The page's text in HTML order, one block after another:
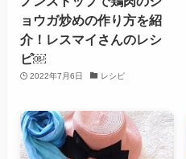
ョウガ炒めの作り方を紹
介！レスマイさんのレシ
ピ￼
2022年7月6日 レシピ